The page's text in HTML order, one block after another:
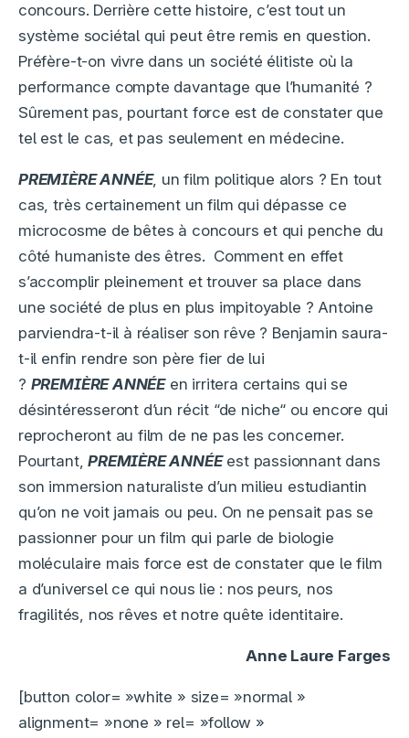
concours. Derrière cette histoire, c’est tout un
système sociétal qui peut être remis en question.
Préfère-t-on vivre dans un société élitiste où la
performance compte davantage que l’humanité ?
Sûrement pas, pourtant force est de constater que
tel est le cas, et pas seulement en médecine.
PREMIÈREANNÉE, un film politique alors ? En tout
cas, très certainement un film qui dépasse ce
microcosme de bêtes à concours et qui penche du
côté humaniste des êtres. Comment en effet
s’accomplir pleinement et trouver sa place dans
une société de plus en plus impitoyable ? Antoine
parviendra-t-il à réaliser son rêve ? Benjamin saura-
t-il enfin rendre son père fier de lui
? PREMIÈREANNÉEen irritera certains qui se
désintéresseront d’un récit “de niche“ ou encore qui
reprocheront au film de ne pas les concerner.
Pourtant,PREMIÈREANNÉEest passionnant dans
son immersion naturaliste d’un milieu estudiantin
qu’on ne voit jamais ou peu. On ne pensait pas se
passionner pour un film qui parle de biologie
moléculaire mais force est de constater que le film
a d’universel ce qui nous lie : nos peurs, nos
fragilités, nos rêves et notre quête identitaire.
Anne Laure Farges
[button color= »white » size= »normal »
alignment= »none » rel= »follow »